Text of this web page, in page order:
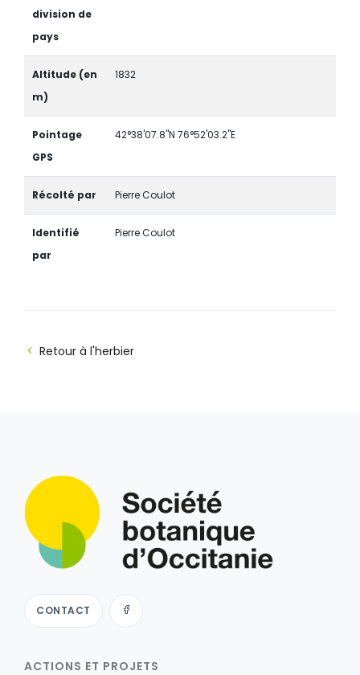
division de
pays
Altitude (en
m)
1832
Pointage
GPS
42°38'07.8"N 76°52'03.2"E
Récolté par Pierre Coulot
Identifié
par
Pierre Coulot
Retour à l'herbier
CONTACT
ACTIONS ET PROJETS